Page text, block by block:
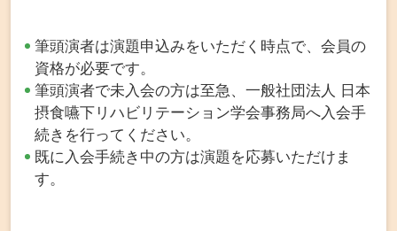
筆頭演者は演題申込みをいただく時点で、会員の
資格が必要です。
筆頭演者で未入会の方は至急、一般社団法人 日本
摂食嚥下リハビリテーション学会事務局へ入会手
続きを行ってください。
既に入会手続き中の方は演題を応募いただけま
す。